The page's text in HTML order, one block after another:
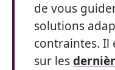
de vous
solutions
contraintes. Il
sur les